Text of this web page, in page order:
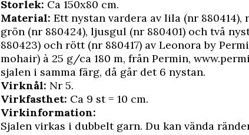
Storlek: Ca 150x80 cm.
Material: Ett nystan vardera av lila (nr 880414),
grön (nr 880424), ljusgul (nr 880401) och två
880423) och rött (nr 880417) av Leonora by
mohair) à 25 g/ca 180 m, från Permin,
sjalen i samma färg, då går det 6 nystan.
Virknål: Nr 5.
Virkfasthet: Ca 9 st = 10 cm.
Virkinformation:
Sjalen virkas i dubbelt garn. Du kan vända